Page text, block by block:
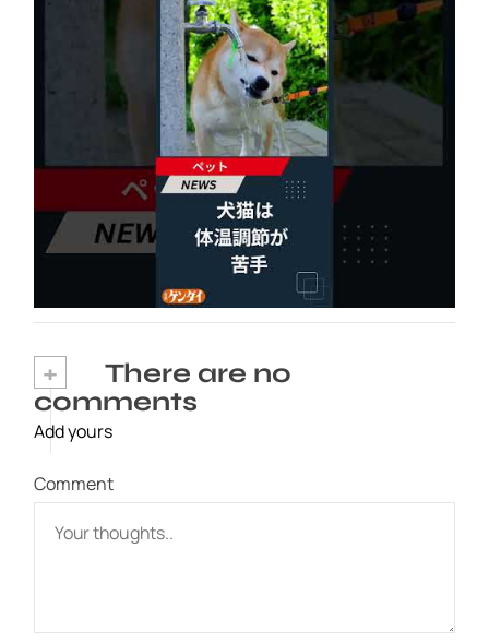
犬猫は体温調節が苦手、しかも夏バテは胃腸に
出る…そんなときの対処法とは？ #犬 #猫 #ペ
ット #飼い猫 #飼い犬 #熱中症 #日刊ゲンダイ
+
There are no
comments
Add yours
Comment